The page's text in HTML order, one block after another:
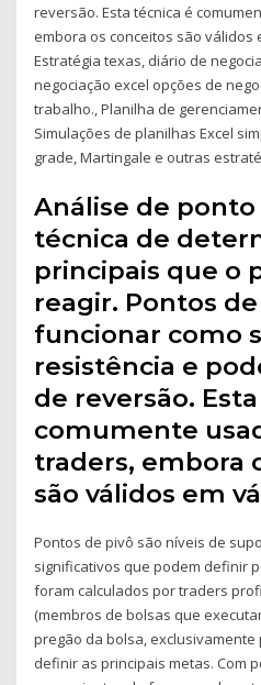
reversão. Esta técnica é
embora os conceitos são
Estratégia texas, diário de
negociação excel opções de
trabalho., Planilha de
Simulações de planilhas Excel
grade, Martingale e outras
Análise de
técnica de
principais que o
reagir. Pontos
funcionar como
resistência e
de reversão.
comumente
traders, embora
são válidos em
Pontos de pivô são níveis de
significativos que podem definir
foram calculados por traders
(membros de bolsas que
pregão da bolsa,
definir as principais metas. Com